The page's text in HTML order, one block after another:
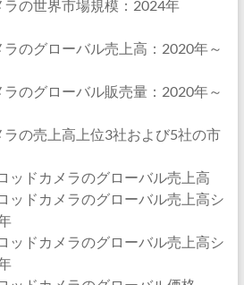
ラの世界市場規模：2024年
ラのグローバル売上高：2020年～
ラのグローバル販売量：2020年～
ラの売上高上位3社および5社の市
ッドカメラのグローバル売上高
ッドカメラのグローバル売上高シ
ッドカメラのグローバル売上高シ